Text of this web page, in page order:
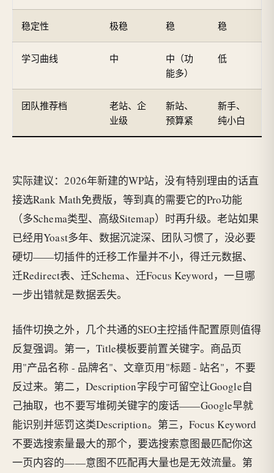
稳定性 极稳 稳 稳
学习曲线 中
中（功
能多）
低
团队推荐档
老站、企
业级
新站、
预算紧
新手、
纯小白
实际建议：2026年新建的WP站，没有特别理由的话直
接选Rank Math免费版，等到真的需要它的Pro功能
（多Schema类型、高级Sitemap）时再升级。老站如果
已经用Yoast多年、数据沉淀深、团队习惯了，没必要
硬切——切插件的迁移工作量并不小，得迁元数据、
迁Redirect表、迁Schema、迁Focus Keyword，一旦哪
一步出错就是数据丢失。
插件切换之外，几个共通的SEO主控插件配置原则值得
反复强调。第一，Title模板要前置关键字。商品页
用"产品名称 - 品牌名"、文章页用"标题 - 站名"，不要
反过来。第二，Description字段宁可留空让Google自
己抽取，也不要写堆砌关键字的废话——Google早就
能识别并惩罚这类Description。第三，Focus Keyword
不要选搜索量最大的那个，要选搜索意图最匹配你这
一页内容的——意图不匹配再大量也是无效流量。第